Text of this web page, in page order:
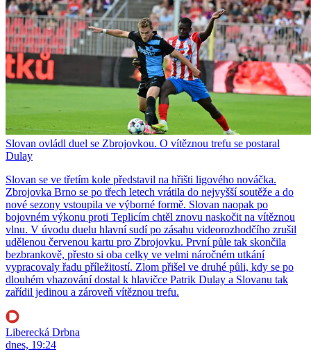
Slovan ovládl duel se Zbrojovkou. O vítěznou trefu se postaral
Dulay
Slovan se ve třetím kole představil na hřišti ligového nováčka.
Zbrojovka Brno se po třech letech vrátila do nejvyšší soutěže a do
nové sezony vstoupila ve výborné formě. Slovan naopak po
bojovném výkonu proti Teplicím chtěl znovu naskočit na vítěznou
vlnu. V úvodu duelu hlavní sudí po zásahu videorozhodčího zrušil
udělenou červenou kartu pro Zbrojovku. První půle tak skončila
bezbrankově, přesto si oba celky ve velmi náročném utkání
vypracovaly řadu příležitostí. Zlom přišel ve druhé půli, kdy se po
dlouhém vhazování dostal k hlavičce Patrik Dulay a Slovanu tak
zařídil jedinou a zároveň vítěznou trefu.
Liberecká Drbna
dnes, 19:24